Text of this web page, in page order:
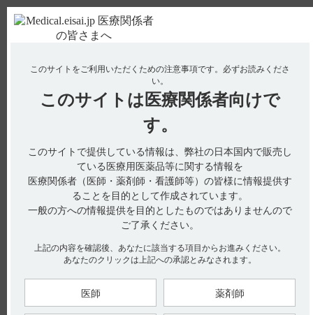
使用期限検索 Drug Information
No : 3127
【メチコバール・錠・細粒】 規格の種類、製剤
の大きさ、添加物などを教えてください。
添付文書には、以下の記載がございます。（引用1）
１．組成
：1錠中にメコバラミン250μgを含有する白色の糖衣錠
添加物としてカルナウバロウ、含水二酸化ケイ素、結晶セルロ
ース、酸化チタン、ステアリン酸、ステアリン酸カルシウム、
ン、乳糖水和物、白色セラック、ヒドロキシプロピルセルロー
ス、プルラン、ポビドン、マクロゴール6000を含有する。
錠500μg：1錠中にメコバラミン500μgを含有する白色の糖衣錠
このサイトをご利用いただくための注意事項です。 必ずお読みくださ
い。
このサイトは 医療関係者向けで
す。
このサイトで提供している情報は、弊社の日本国内で販売し
ている医療用医薬品等に関する情報を
医療関係者（医師・薬剤師・看護師等）の皆様に情報提供す
ることを目的として作成されています。
一般の方への情報提供を目的としたものではありませんので
ご了承ください。
上記の内容を確認後、あなたに該当する項目からお進みください。
あなたのクリックは上記への承認とみなされます。
医師 薬剤師